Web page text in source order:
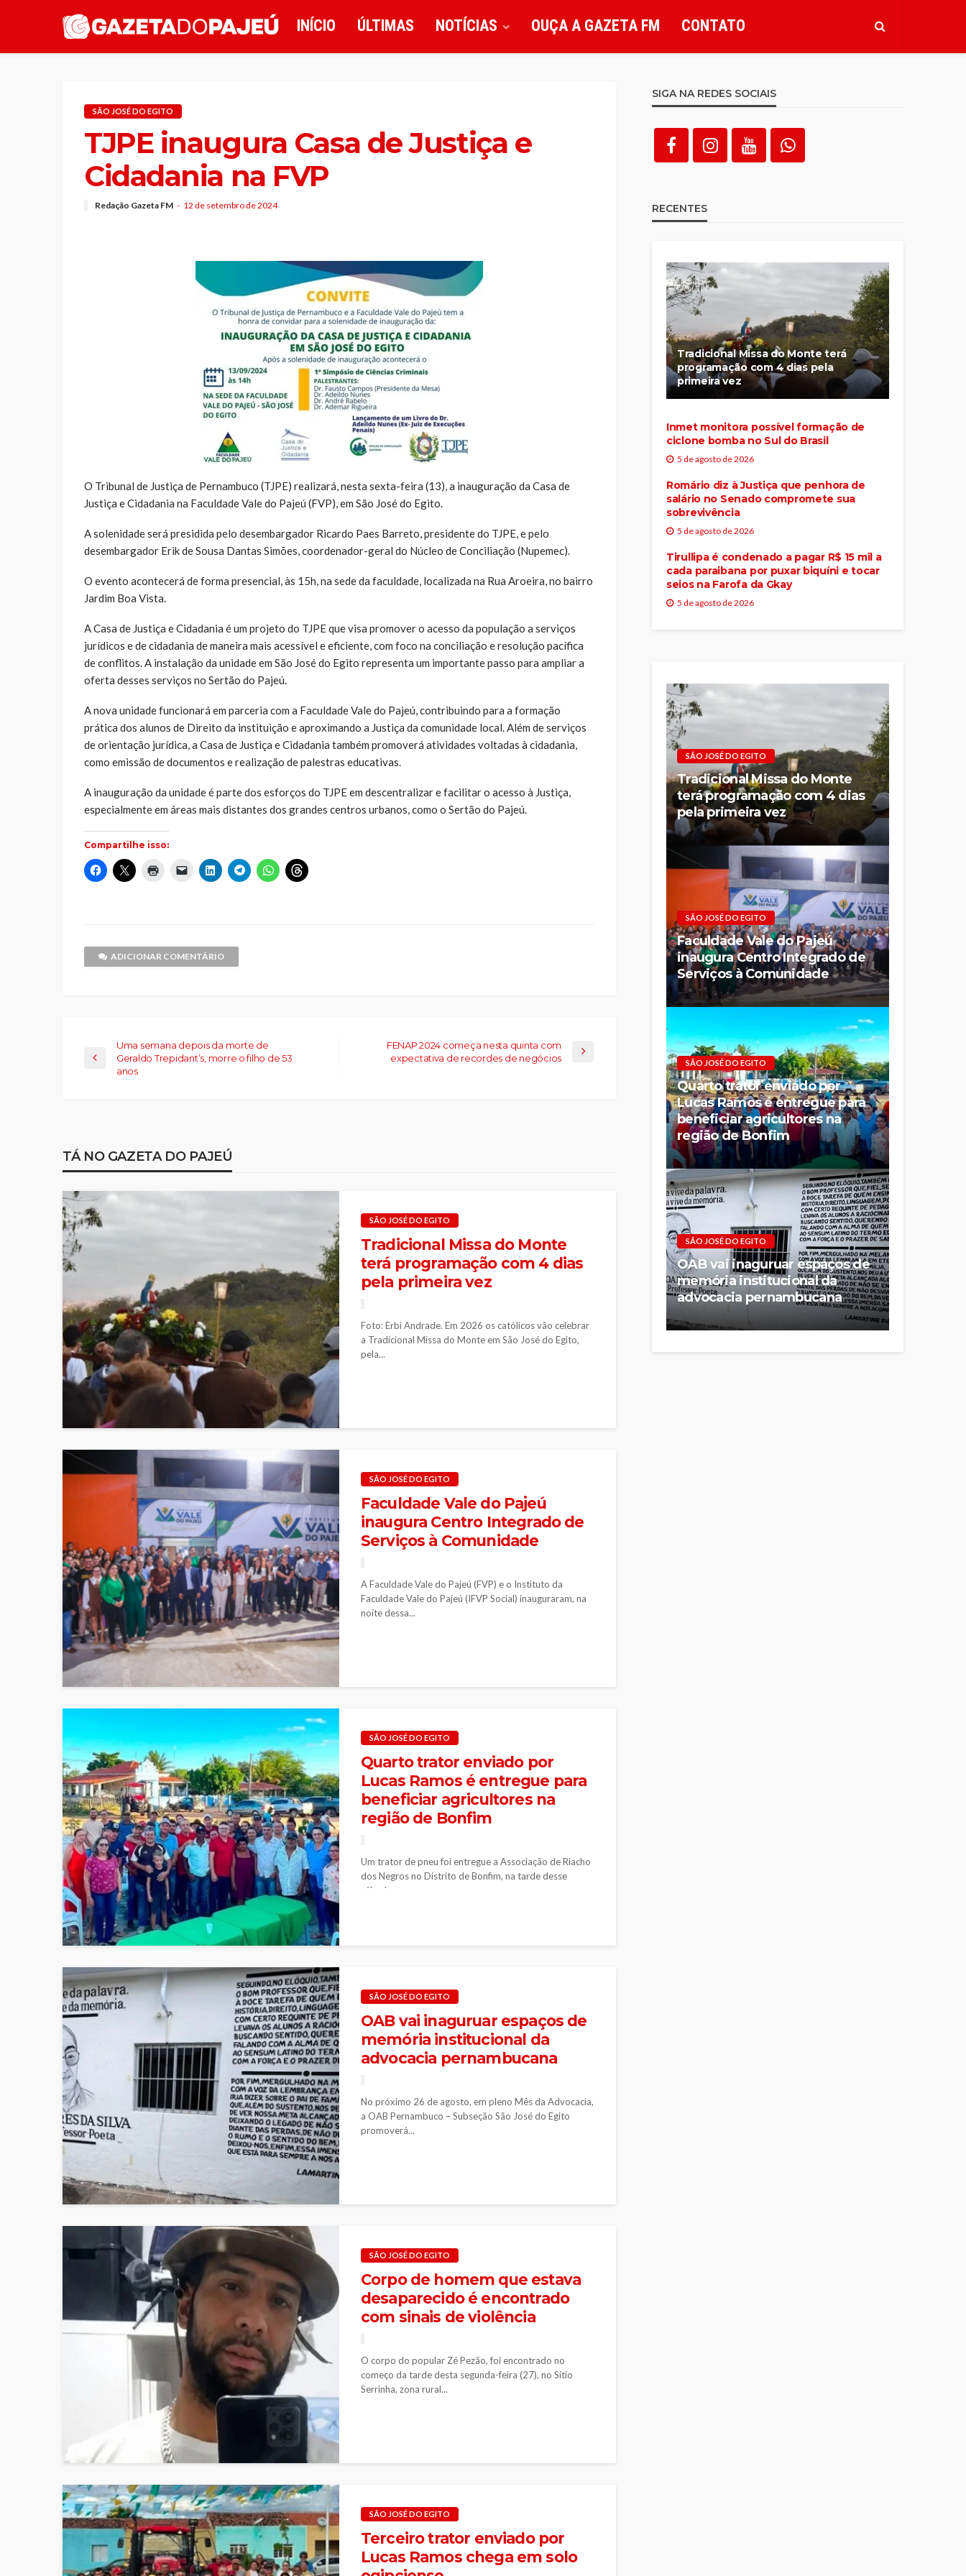
INÍCIO ÚLTIMAS NOTÍCIAS OUÇA A GAZETA FM CONTATO
SÃO JOSÉ DO EGITO
TJPE inaugura Casa de Justiça e
Cidadania na FVP
Redação Gazeta FM 12 de setembro de 2024
O Tribunal de Justiça de Pernambuco (TJPE) realizará, nesta sexta-feira (13), a inauguração da Casa de
Justiça e Cidadania na Faculdade Vale do Pajeú (FVP), em São José do Egito.
A solenidade será presidida pelo desembargador Ricardo Paes Barreto, presidente do TJPE, e pelo
desembargador Erik de Sousa Dantas Simões, coordenador-geral do Núcleo de Conciliação (Nupemec).
O evento acontecerá de forma presencial, às 15h, na sede da faculdade, localizada na Rua Aroeira, no bairro
Jardim Boa Vista.
A Casa de Justiça e Cidadania é um projeto do TJPE que visa promover o acesso da população a serviços
jurídicos e de cidadania de maneira mais acessível e eficiente, com foco na conciliação e resolução pacífica
de conflitos. A instalação da unidade em São José do Egito representa um importante passo para ampliar a
oferta desses serviços no Sertão do Pajeú.
A nova unidade funcionará em parceria com a Faculdade Vale do Pajeú, contribuindo para a formação
prática dos alunos de Direito da instituição e aproximando a Justiça da comunidade local. Além de serviços
de orientação jurídica, a Casa de Justiça e Cidadania também promoverá atividades voltadas à cidadania,
como emissão de documentos e realização de palestras educativas.
A inauguração da unidade é parte dos esforços do TJPE em descentralizar e facilitar o acesso à Justiça,
especialmente em áreas mais distantes dos grandes centros urbanos, como o Sertão do Pajeú.
Compartilhe isso:
Clique
para
Clique
para
Clique
para
Clique
para
um
amigo(abre
em
Clique
para
Clique
para
Clique
para
Clique
para
ADICIONAR COMENTÁRIO
Uma semana depois da morte de
Geraldo Trepidant’s, morre o filho de 53
anos
FENAP 2024 começa nesta quinta com
expectativa de recordes de negócios
TÁ NO GAZETA DO PAJEÚ
SÃO JOSÉ DO EGITO
Tradicional Missa do Monte
terá programação com 4 dias
pela primeira vez
Foto: Erbi Andrade. Em 2026 os católicos vão celebrar
a Tradicional Missa do Monte em São José do Egito,
pela...
SÃO JOSÉ DO EGITO
Faculdade Vale do Pajeú
inaugura Centro Integrado de
Serviços à Comunidade
A Faculdade Vale do Pajeú (FVP) e o Instituto da
Faculdade Vale do Pajeú (IFVP Social) inauguraram, na
noite dessa...
SÃO JOSÉ DO EGITO
Quarto trator enviado por
Lucas Ramos é entregue para
beneficiar agricultores na
região de Bonfim
Um trator de pneu foi entregue a Associação de Riacho
dos Negros no Distrito de Bonfim, na tarde desse
sábado...
SÃO JOSÉ DO EGITO
OAB vai inaguruar espaços de
memória institucional da
advocacia pernambucana
No próximo 26 de agosto, em pleno Mês da Advocacia,
a OAB Pernambuco – Subseção São José do Egito
promoverá...
SÃO JOSÉ DO EGITO
Corpo de homem que estava
desaparecido é encontrado
com sinais de violência
O corpo do popular Zé Pezão, foi encontrado no
começo da tarde desta segunda-feira (27), no Sítio
Serrinha, zona rural...
SÃO JOSÉ DO EGITO
Terceiro trator enviado por
Lucas Ramos chega em solo
SIGA NA REDES SOCIAIS
RECENTES
Tradicional Missa do Monte terá
programação com 4 dias pela
primeira vez
Inmet monitora possível formação de
ciclone bomba no Sul do Brasil
5 de agosto de 2026
Romário diz à Justiça que penhora de
salário no Senado compromete sua
sobrevivência
5 de agosto de 2026
Tirullipa é condenado a pagar R$ 15 mil a
cada paraibana por puxar biquíni e tocar
seios na Farofa da Gkay
5 de agosto de 2026
SÃO JOSÉ DO EGITO
Tradicional Missa do Monte
terá programação com 4 dias
pela primeira vez
SÃO JOSÉ DO EGITO
Faculdade Vale do Pajeú
inaugura Centro Integrado de
Serviços à Comunidade
SÃO JOSÉ DO EGITO
Quarto trator enviado por
Lucas Ramos é entregue para
beneficiar agricultores na
região de Bonfim
SÃO JOSÉ DO EGITO
OAB vai inaguruar espaços de
memória institucional da
advocacia pernambucana